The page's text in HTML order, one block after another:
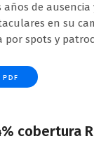
años de
en su
por spots y
PDF
cobertura